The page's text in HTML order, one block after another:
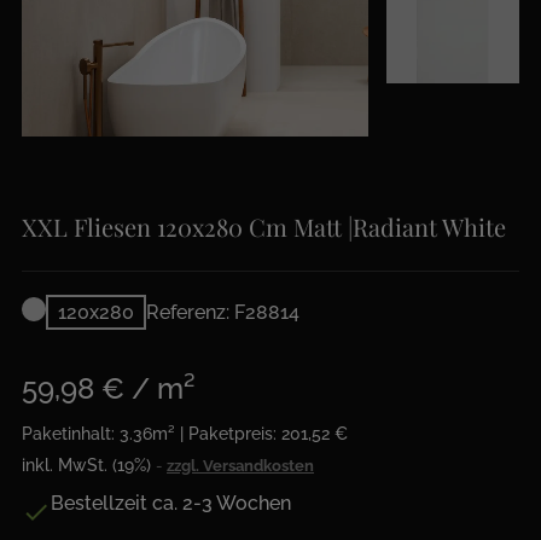
XXL Fliesen 120x280 Cm Matt |Radiant White
120x280 Referenz: F28814
59,98 € / m²
Paketinhalt: 3.36m² | Paketpreis: 201,52 €
inkl. MwSt. (19%)
zzgl. Versandkosten
 Bestellzeit ca. 2-3 Wochen